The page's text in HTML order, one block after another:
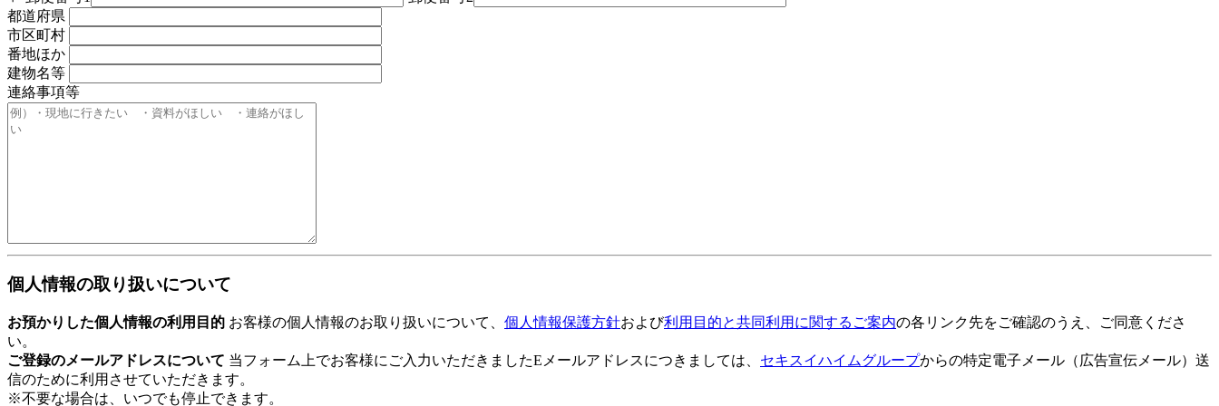
都道府県
市区町村
番地ほか
建物名等
連絡事項等
個人情報の取り扱いについて
お預かりした個人情報の利用目的 お客様の個人情報のお取り扱いについて、 個人情報保護方針および利用目的と共同利用に関するご案内の各リンク先をご確認のうえ、ご同意くださ
い。
ご登録のメールアドレスについて 当フォーム上でお客様にご入力いただきましたEメールアドレスにつきましては、 セキスイハイムグループからの特定電子メール（広告宣伝メール）送
信のために利用させていただきます。
※不要な場合は、いつでも停止できます。